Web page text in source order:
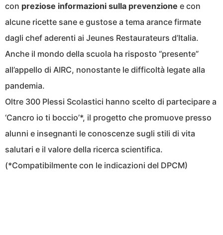
con preziose informazioni sulla prevenzione e con
alcune ricette sane e gustose a tema arance firmate
dagli chef aderenti ai Jeunes Restaurateurs d’Italia.
Anche il mondo della scuola ha risposto “presente”
all’appello di AIRC, nonostante le difficoltà legate alla
pandemia.
Oltre 300 Plessi Scolastici hanno scelto di partecipare a
‘Cancro io ti boccio’*, il progetto che promuove presso
alunni e insegnanti le conoscenze sugli stili di vita
salutari e il valore della ricerca scientifica.
(*Compatibilmente con le indicazioni del DPCM)